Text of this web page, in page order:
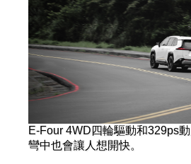
E-Four 4WD四輪驅動和329ps
彎中也會讓人想開快。